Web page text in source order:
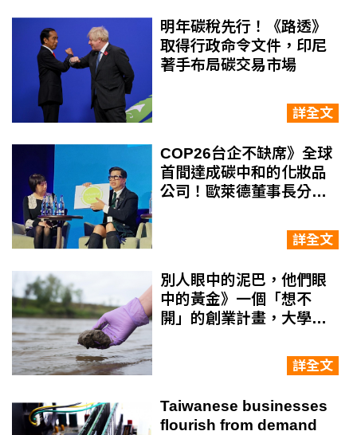
明年碳稅先行！《路透》
取得行政命令文件，印尼
著手布局碳交易市場
詳全文
COP26台企不缺席》全球
首間達成碳中和的化妝品
公司！歐萊德董事長分享
詳全文
別人眼中的泥巴，他們眼
中的黃金》一個「想不
開」的創業計畫，大學生
詳全文
Taiwanese businesses
flourish from demand